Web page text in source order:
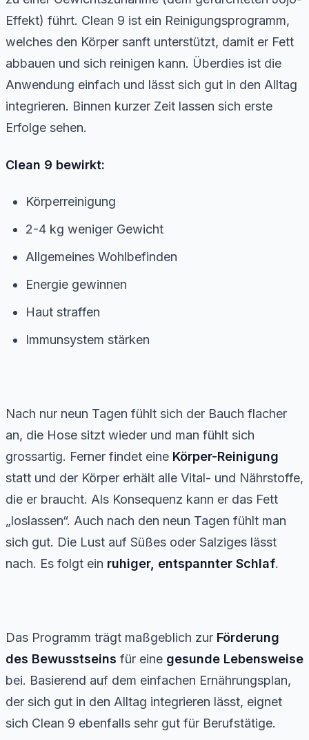
Effekt) führt. Clean 9 ist ein Reinigungsprogramm,
welches den Körper sanft unterstützt, damit er Fett
abbauen und sich reinigen kann. Überdies ist die
Anwendung einfach und lässt sich gut in den Alltag
integrieren. Binnen kurzer Zeit lassen sich erste
Erfolge sehen.
Clean 9 bewirkt:
Körperreinigung
2-4 kg weniger Gewicht
Allgemeines Wohlbefinden
Energie gewinnen
Haut straffen
Immunsystem stärken
Nach nur neun Tagen fühlt sich der Bauch flacher
an, die Hose sitzt wieder und man fühlt sich
grossartig. Ferner findet eine Körper-Reinigung
statt und der Körper erhält alle Vital- und Nährstoffe,
die er braucht. Als Konsequenz kann er das Fett
„loslassen“. Auch nach den neun Tagen fühlt man
sich gut. Die Lust auf Süßes oder Salziges lässt
nach. Es folgt ein ruhiger, entspannter Schlaf.
Das Programm trägt maßgeblich zur Förderung
des Bewusstseins für eine gesunde Lebensweise
bei. Basierend auf dem einfachen Ernährungsplan,
der sich gut in den Alltag integrieren lässt, eignet
sich Clean 9 ebenfalls sehr gut für Berufstätige.